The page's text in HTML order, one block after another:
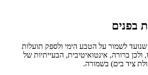
בפנים
לשמור על הטבע הימי ולספק תועלות
ולכן ברורה, אינטואיטיבית, הבעייתיות של
ציד בים) בשמורה.